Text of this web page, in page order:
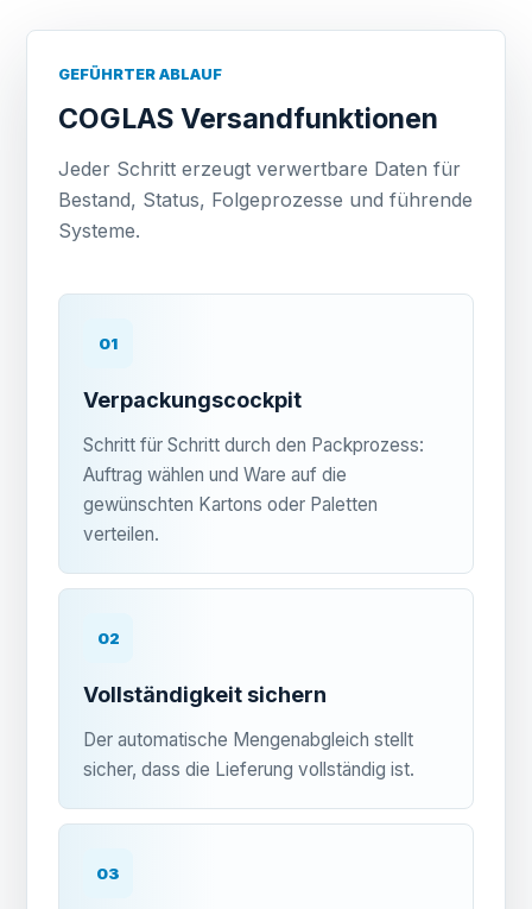
GEFÜHRTER ABLAUF
COGLAS Versandfunktionen
Jeder Schritt erzeugt verwertbare Daten für
Bestand, Status, Folgeprozesse und führende
Systeme.
01
Verpackungscockpit
Schritt für Schritt durch den Packprozess:
Auftrag wählen und Ware auf die
gewünschten Kartons oder Paletten
verteilen.
02
Vollständigkeit sichern
Der automatische Mengenabgleich stellt
sicher, dass die Lieferung vollständig ist.
03